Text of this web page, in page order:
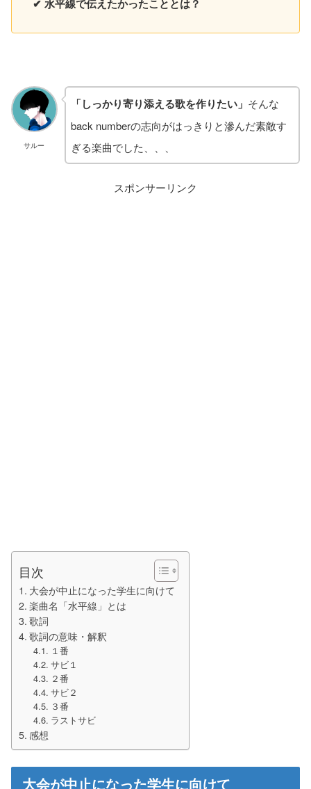
✔ 水平線で伝えたかったこととは？
サルー
「しっかり寄り添える歌を作りたい」 そんな
back numberの志向がはっきりと滲んだ素敵す
ぎる楽曲でした、、、
スポンサーリンク
目次
大会が中止になった学生に向けて
楽曲名「水平線」とは
歌詞
歌詞の意味・解釈
１番
サビ１
２番
サビ２
３番
ラストサビ
感想
大会が中止になった学生に向けて